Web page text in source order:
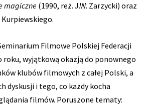
magiczne(1990, reż. J.W. Zarzycki) oraz
Filmowe Polskiej Federacji
roku, wyjątkową okazją do ponownego
klubów filmowych z całej Polski, a
dyskusji i tego, co każdy kocha
filmów. Poruszone tematy: